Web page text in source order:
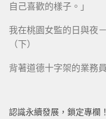
自己喜歡的樣子。」
我在桃園女監的日與夜
（下）
背著道德十字架的業務
認識永續發展，鎖定專欄！